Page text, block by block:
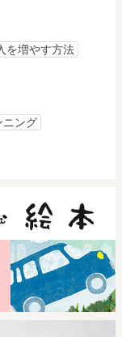
を増やす方法
ニング